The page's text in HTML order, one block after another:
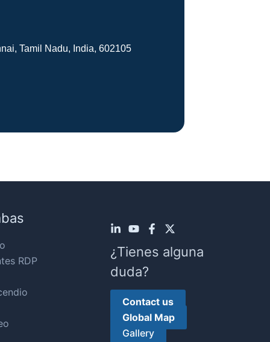
Tamil Nadu, India, 602105
RDP
¿Tienes alguna
duda?
Contact us
Global Map
Gallery